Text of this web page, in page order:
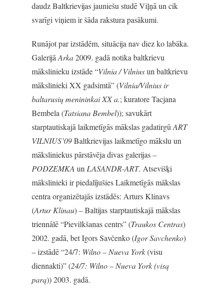
daudz Baltkrievijas jauniešu studē Viļņā un cik
svarīgi viņiem ir šāda rakstura pasākumi.
Runājot par izstādēm, situācija nav diez ko labāka.
Galerijā Arka2009. gadā notika baltkrievu
mākslinieku izstāde “Vilnia / Vilniusun baltkrievu
mākslinieki XX gadsimtā” (Vilnia/Vilnius ir
baltarusių menininkai XX a.; kuratore Tacjana
Bembela (Tatsiana Bembel)); savukārt
starptautiskajā laikmetīgās mākslas gadatirgū ART
VILNIUS’09Baltkrievijas laikmetīgo mākslu un
māksliniekus pārstāvēja divas galerijas –
PODZEMKA un LASANDR-ART. Atsevišķi
mākslinieki ir piedalījušies Laikmetīgās mākslas
centra organizētajās izstādēs: Arturs Klinavs
(Artur Klinau) – Baltijas starptautiskajā mākslas
triennālē “Pievilkšanas centrs” (Traukos Centras)
2002. gadā, bet Igors Savčenko (Igor Savchenko)
– izstādē “24/7: Wilno – Nueva York(visu
diennakti)” (24/7: Wilno – Nueva York (visą
parą)) 2003. gadā.